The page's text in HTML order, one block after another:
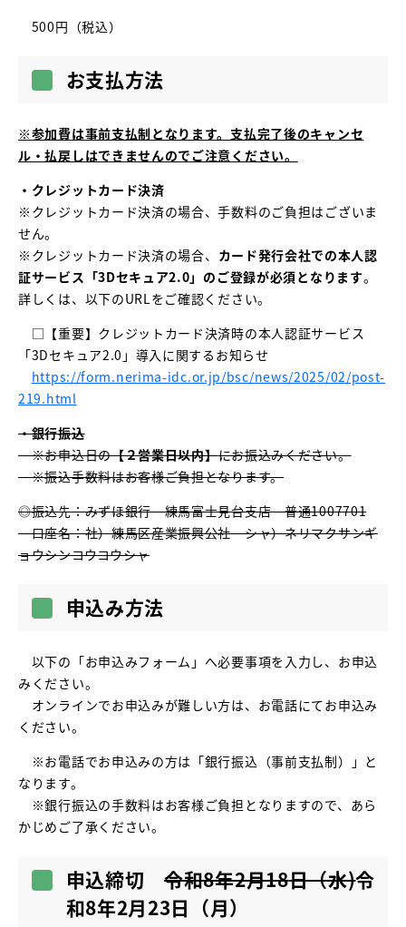
500円（税込）
お支払方法
※参加費は事前支払制となります。支払完了後のキャンセ
ル・払戻しはできませんのでご注意ください。
・クレジットカード決済
※クレジットカード決済の場合、手数料のご負担はございま
せん。
※クレジットカード決済の場合、 カード発行会社での本人認
証サービス「3Dセキュア2.0」のご登録が必須となります。
詳しくは、以下のURLをご確認ください。
□【重要】クレジットカード決済時の本人認証サービス
「3Dセキュア2.0」導入に関するお知らせ
https://form.nerima-idc.or.jp/bsc/news/2025/02/post-
219.html
・銀行振込
※お申込日の【２営業日以内】にお振込みください。
※振込手数料はお客様ご負担となります。
◎振込先：みずほ銀行 練馬富士見台支店 普通1007701
口座名：社）練馬区産業振興公社 シャ）ネリマクサンギ
ョウシンコウコウシャ
申込み方法
以下の「お申込みフォーム」へ必要事項を入力し、お申込
みください。
オンラインでお申込みが難しい方は、お電話にてお申込み
ください。
※お電話でお申込みの方は「銀行振込（事前支払制）」と
なります。
※銀行振込の手数料はお客様ご負担となりますので、あら
かじめご了承ください。
申込締切 令和8年2月18日（水)令
和8年2月23日（月）